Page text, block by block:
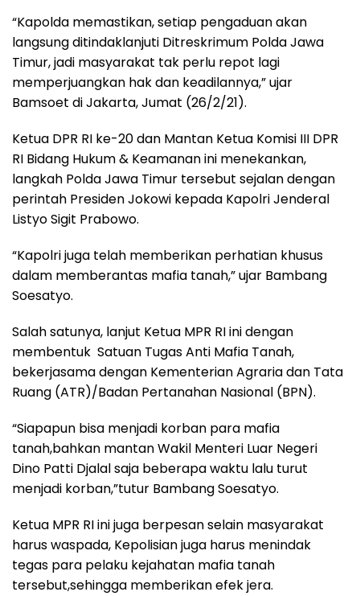
“Kapolda memastikan, setiap pengaduan akan
langsung ditindaklanjuti Ditreskrimum Polda Jawa
Timur, jadi masyarakat tak perlu repot lagi
memperjuangkan hak dan keadilannya,” ujar
Bamsoet di Jakarta, Jumat (26/2/21).
Ketua DPR RI ke-20 dan Mantan Ketua Komisi III DPR
RI Bidang Hukum & Keamanan ini menekankan,
langkah Polda Jawa Timur tersebut sejalan dengan
perintah Presiden Jokowi kepada Kapolri Jenderal
Listyo Sigit Prabowo.
“Kapolri juga telah memberikan perhatian khusus
dalam memberantas mafia tanah,” ujar Bambang
Soesatyo.
Salah satunya, lanjut Ketua MPR RI ini dengan
membentuk Satuan Tugas Anti Mafia Tanah,
bekerjasama dengan Kementerian Agraria dan Tata
Ruang (ATR)/Badan Pertanahan Nasional (BPN).
“Siapapun bisa menjadi korban para mafia
tanah,bahkan mantan Wakil Menteri Luar Negeri
Dino Patti Djalal saja beberapa waktu lalu turut
menjadi korban,”tutur Bambang Soesatyo.
Ketua MPR RI ini juga berpesan selain masyarakat
harus waspada, Kepolisian juga harus menindak
tegas para pelaku kejahatan mafia tanah
tersebut,sehingga memberikan efek jera.